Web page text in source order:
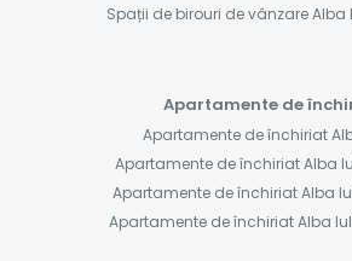
Spații de birouri de vânzare Alba
Apartamente de
Apartamente de închiriat
Apartamente de închiriat Alba
Apartamente de închiriat Alba
Apartamente de închiriat Alba